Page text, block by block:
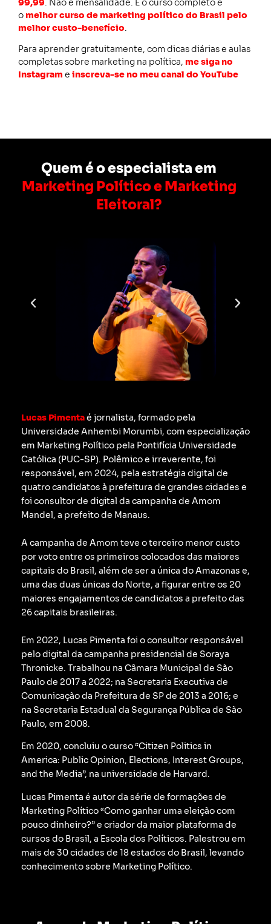
99,99. Não é mensalidade. É o curso completo e
o melhor curso de marketing político do Brasil pelo
melhor custo-benefício.
Para aprender gratuitamente, com dicas diárias e aulas
completas sobre marketing na política, me siga no
Instagram e inscreva-se no meu canal do YouTube
Quem é o especialista em
Marketing Político e Marketing
Eleitoral?
Lucas Pimentaé jornalista, formado pela
Universidade Anhembi Morumbi, com especialização
em Marketing Político pela Pontifícia Universidade
Católica (PUC-SP). Polêmico e irreverente, foi
responsável, em 2024, pela estratégia digital de
quatro candidatos à prefeitura de grandes cidades e
foi consultor de digital da campanha de Amom
Mandel, a prefeito de Manaus.
A campanha de Amom teve o terceiro menor custo
por voto entre os primeiros colocados das maiores
capitais do Brasil, além de ser a única do Amazonas e,
uma das duas únicas do Norte, a figurar entre os 20
maiores engajamentos de candidatos a prefeito das
26 capitais brasileiras.
Em 2022, Lucas Pimenta foi o consultor responsável
pelo digital da campanha presidencial de Soraya
Thronicke. Trabalhou na Câmara Municipal de São
Paulo de 2017 a 2022; na Secretaria Executiva de
Comunicação da Prefeitura de SP de 2013 a 2016; e
na Secretaria Estadual da Segurança Pública de São
Paulo, em 2008.
Em 2020, concluiu o curso “Citizen Politics in
America: Public Opinion, Elections, Interest Groups,
and the Media”, na universidade de Harvard.
Lucas Pimenta é autor da série de formações de
Marketing Político “Como ganhar uma eleição com
pouco dinheiro?” e criador da maior plataforma de
cursos do Brasil, a Escola dos Políticos. Palestrou em
mais de 30 cidades de 18 estados do Brasil, levando
conhecimento sobre Marketing Político.